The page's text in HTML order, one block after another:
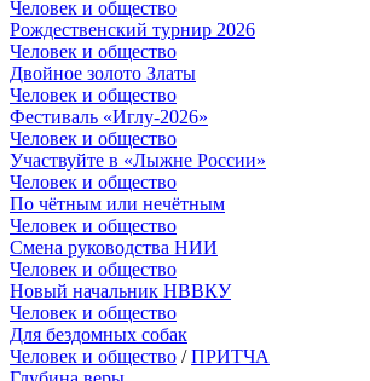
Человек и общество
Рождественский турнир 2026
Человек и общество
Двойное золото Златы
Человек и общество
Фестиваль «Иглу-2026»
Человек и общество
Участвуйте в «Лыжне России»
Человек и общество
По чётным или нечётным
Человек и общество
Смена руководства НИИ
Человек и общество
Новый начальник НВВКУ
Человек и общество
Для бездомных собак
Человек и общество /ПРИТЧА